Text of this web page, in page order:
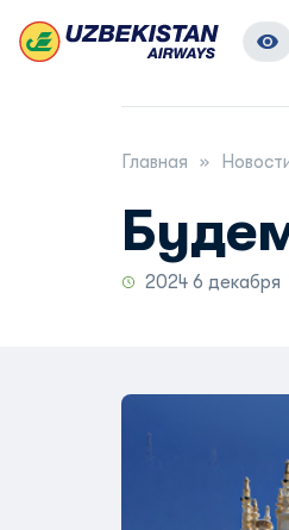
Главная
2024 6 декабря